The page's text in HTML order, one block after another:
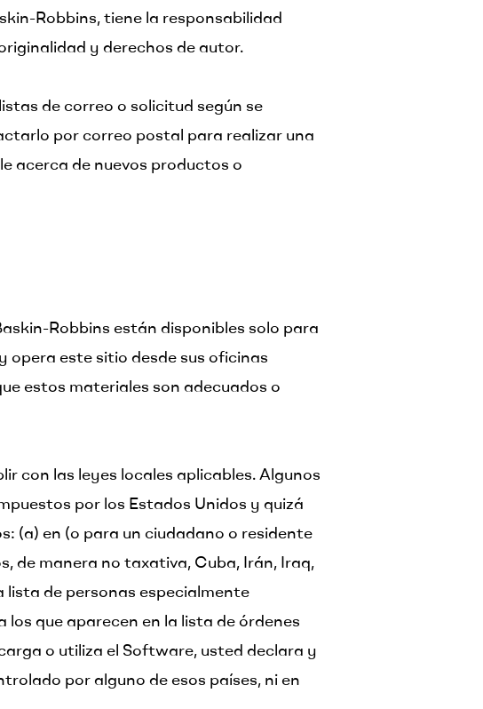
Robbins, tiene la responsabilidad
y derechos de autor.
de correo o solicitud según se
por correo postal para realizar una
acerca de nuevos productos o
Robbins están disponibles solo para
opera este sitio desde sus oficinas
estos materiales son adecuados o
con las leyes locales aplicables. Algunos
por los Estados Unidos y quizá
(a) en (o para un ciudadano o residente
de manera no taxativa, Cuba, Irán, Iraq,
lista de personas especialmente
los que aparecen en la lista de órdenes
o utiliza el Software, usted declara y
por alguno de esos países, ni en